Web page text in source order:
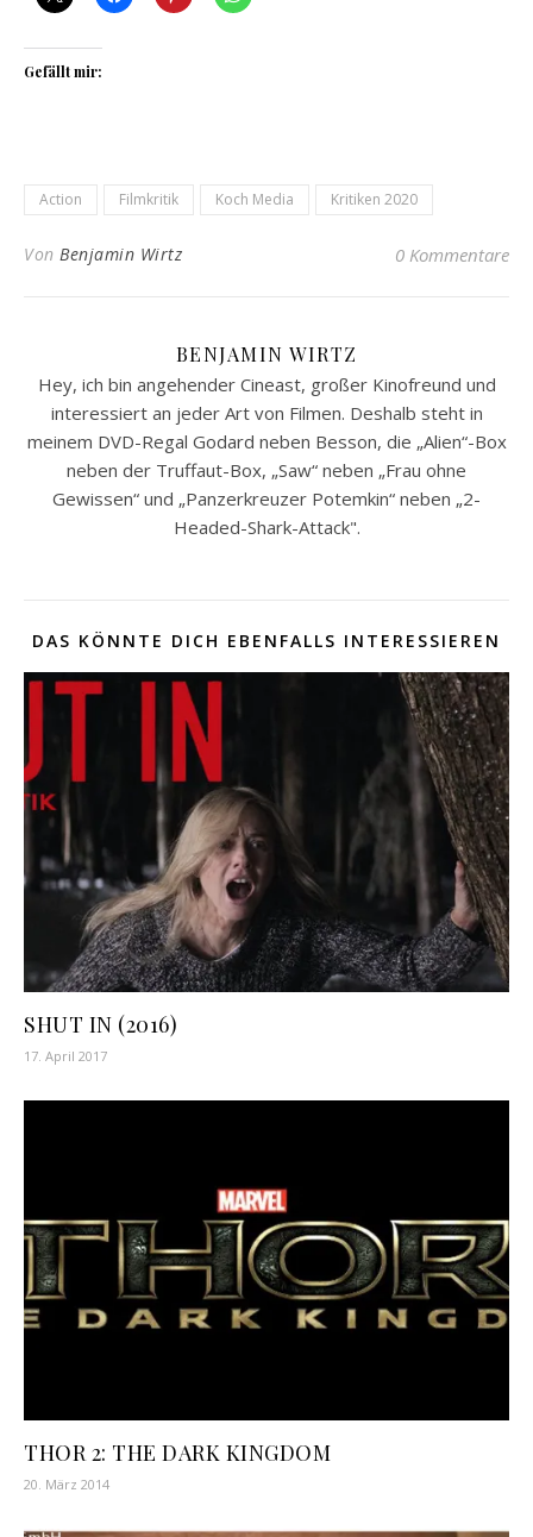
Gefällt mir:
Action Filmkritik Koch Media Kritiken 2020
Von Benjamin Wirtz 0 Kommentare
BENJAMIN WIRTZ
Hey, ich bin angehender Cineast, großer Kinofreund und
interessiert an jeder Art von Filmen. Deshalb steht in
meinem DVD-Regal Godard neben Besson, die „Alien“-Box
neben der Truffaut-Box, „Saw“ neben „Frau ohne
Gewissen“ und „Panzerkreuzer Potemkin“ neben „2-
Headed-Shark-Attack".
DAS KÖNNTE DICH EBENFALLS INTERESSIEREN
SHUT IN (2016)
17. April 2017
THOR 2: THE DARK KINGDOM
20. März 2014